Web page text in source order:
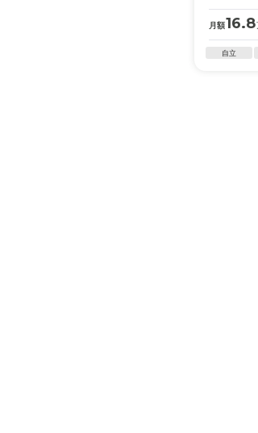
月額16.8
自立